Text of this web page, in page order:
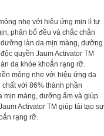
nhẹ với hiệu ứng mịn lì tự
phân bổ đều và chắc chắn
làn da mịn màng, dưỡng
quyền Jaum Activator TM
da khỏe khoắn rạng rỡ.
mỏng nhẹ với hiệu ứng da
với 86% thành phần
mịn màng, dưỡng ẩm và giúp
Activator TM giúp tái tạo sự
rạng rỡ.